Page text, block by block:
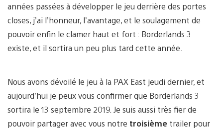
années passées à développer le jeu derrière des portes
closes, j’ai l’honneur, l’avantage, et le soulagement de
pouvoir enfin le clamer haut et fort : Borderlands 3
existe, et il sortira un peu plus tard cette année.
Nous avons dévoilé le jeu à la PAX East jeudi dernier, et
aujourd’hui je peux vous confirmer que Borderlands 3
sortira le 13 septembre 2019. Je suis aussi très fier de
pouvoir partager avec vous notre troisième trailer pour